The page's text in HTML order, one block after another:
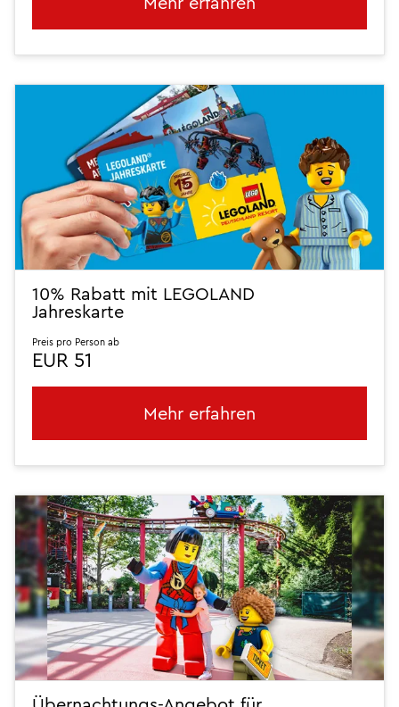
10% Rabatt mit LEGOLAND
Jahreskarte
Preis pro Person ab
EUR 51
Mehr erfahren